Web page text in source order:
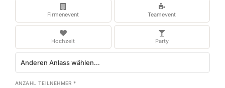
Firmenevent Teamevent
Hochzeit Party
ANZAHL TEILNEHMER *